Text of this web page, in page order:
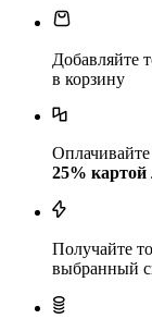
Добавляйте
в корзину
Оплачивайте
25% картой
Получайте
выбранный